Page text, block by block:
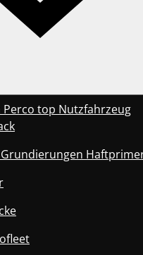
Perco top Nutzfahrzeug